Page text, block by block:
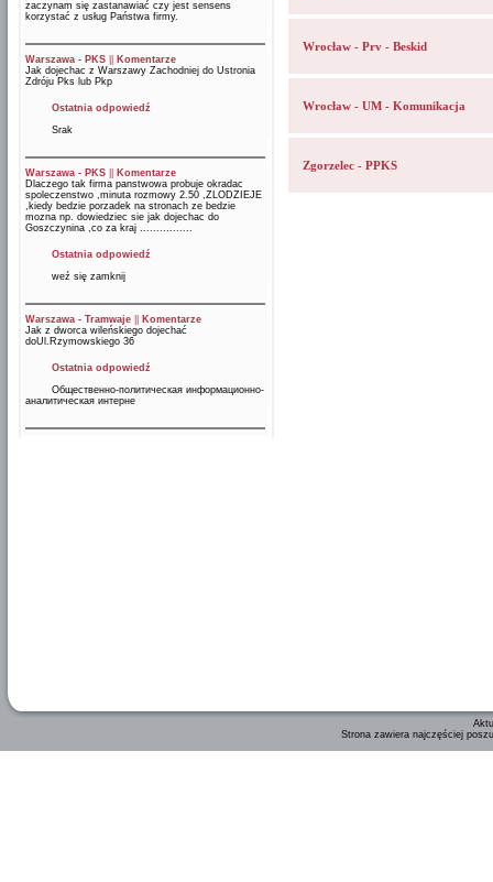
zaczynam się zastanawiać czy jest sensens
korzystać z usług Państwa firmy.
Warszawa - PKS
Komentarze
Jak dojechac z Warszawy Zachodniej do Ustronia
Zdróju Pks lub Pkp
Ostatnia odpowiedź
Srak
Warszawa - PKS
Komentarze
Dlaczego tak firma panstwowa probuje okradac
spoleczenstwo ,minuta rozmowy 2.50 ,ZLODZIEJE
,kiedy bedzie porzadek na stronach ze bedzie
mozna np. dowiedziec sie jak dojechac do
Goszczynina ,co za kraj ................
Ostatnia odpowiedź
weź się zamknij
Warszawa - Tramwaje
Komentarze
Jak z dworca wileńskiego dojechać
doUl.Rzymowskiego 36
Ostatnia odpowiedź
Общественно-политическая информационно-
аналитическая интерне
Wrocław - Prv - Beskid
Wrocław - UM - Komunikacja
Zgorzelec - PPKS
Strona zawiera najczęściej